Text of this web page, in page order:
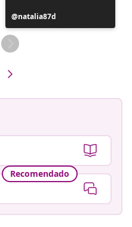
Publicación
realizada
por
natalia87d
Recomendado